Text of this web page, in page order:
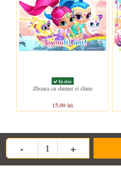
- Quantity +
In stoc
Zboara cu shimer si shine
15,00 lei